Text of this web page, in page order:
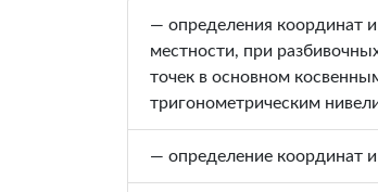
— определения координат
местности, при
точек в основном
тригонометрическим
— определение координат